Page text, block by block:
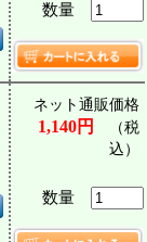
数量
ネット通販価格
1,140円
（税
込）
数量